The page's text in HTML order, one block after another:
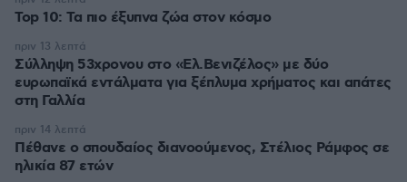
Top 10: Τα πιο έξυπνα ζώα στον κόσμο
Σύλληψη 53χρονου στο «Ελ.Βενιζέλος» με δύο
ευρωπαϊκά εντάλματα για ξέπλυμα χρήματος και απάτες
στη Γαλλία
πριν 13 λεπτά
Πέθανε ο σπουδαίος διανοούμενος, Στέλιος Ράμφος σε
ηλικία 87 ετών
πριν 14 λεπτά